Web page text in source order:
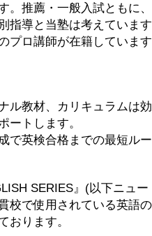
。推薦・一般入試ともに
指導と当塾は考えていま
プロ講師が在籍していま
ル教材、カリキュラムは
ートします。
で英検合格までの最短ル
SERIES』(以下ニュ
校で使用されている英語
おります。